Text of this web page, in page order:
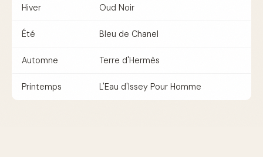
Hiver Oud Noir
Été Bleu de Chanel
Automne Terre d'Hermès
Printemps L'Eau d'Issey Pour Homme